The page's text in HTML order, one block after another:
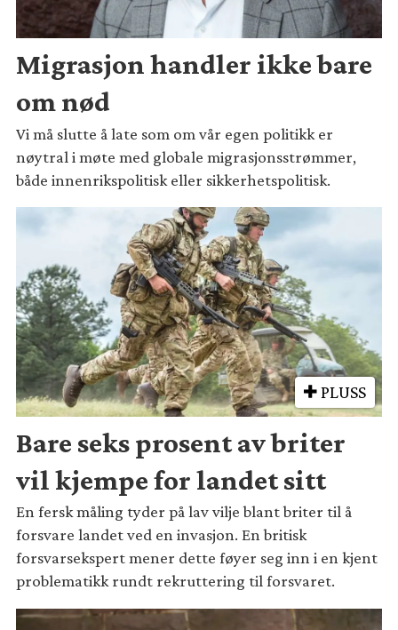
Migrasjon handler ikke bare
om nød
Vi må slutte å late som om vår egen politikk er
nøytral i møte med globale migrasjonsstrømmer,
både innenrikspolitisk eller sikkerhetspolitisk.
PLUSS
Bare seks prosent av briter
vil kjempe for landet sitt
En fersk måling tyder på lav vilje blant briter til å
forsvare landet ved en invasjon. En britisk
forsvarsekspert mener dette føyer seg inn i en kjent
problematikk rundt rekruttering til forsvaret.